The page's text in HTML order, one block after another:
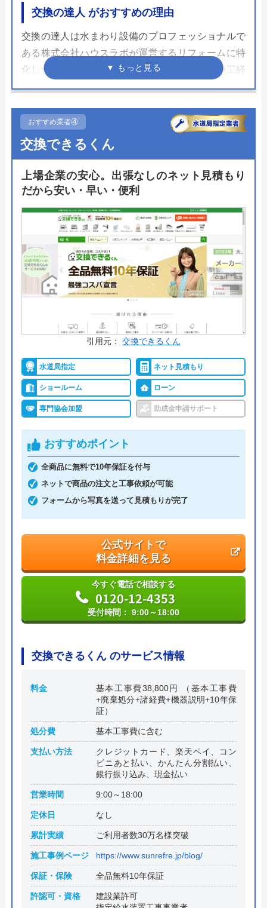
交換の達人 がおすすめの理由
交換の達人は水まわり設備のプロフェッショナルで
ある株式会社ハウスラボが運営するリフォームに特
化したサービスです。駆けつけ修理で培った施工経
験やノウハウ、正確さはトイレリフォームでも活か
工が可能です。
面倒な営業や見積もりだけの訪問がないためスムー
ズに依頼が可能で、リフォームにかかる費用も工事
費や商品代、処分などすべてが含まれている明朗会
できる業者です。まずはサイトから金額を確認して
みてはいかがでしょうか。
公式サイトで
料金詳細を見る
交換の達人 の基本情報
株式会社ハウスラボ
代表者
創業・設立 平成21年5月1日設立
本社所在地
〒556-0014
おすすめ業者④
交換できるくん
上場企業の安心。出張なしのネット見積もり
だから安い・早い・便利
引用元： 交換できるくん
水道局指定 ネット見積もり
ショールーム ローン
専門協会加盟 助成金申請サポート
おすすめポイント
全商品に無料で10年保証を付与
ネットで商品の注文と工事依頼が可能
フォームから写真を送って見積もりが完了
公式サイトで
料金詳細を見る
今すぐ電話で相談する
0120-12-4353
受付時間： 9:00～18:00
交換できるくん のサービス情報
料金
基本工事費38,800円 （基本工事費
+廃棄処分+諸経費+機器説明+10年保
証）
処分費 基本工事費に含む
支払い方法
クレジットカード、楽天ペイ、コン
ビニあと払い、かんたん分割払い、
銀行振り込み、現金払い
営業時間 9:00～18:00
定休日 なし
累計実績 ご利用者数30万名様突破
施工事例ページ https://www.sunrefre.jp/blog/
保証・保険 全品無料10年保証
許認可・資格
建設業許可